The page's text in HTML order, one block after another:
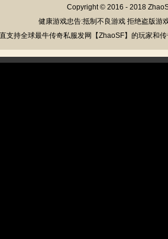
Copyright © 2016 - 2018
健康游戏忠告:抵制不良游戏 拒绝盗版游
支持全球最牛传奇私服发网【ZhaoSF】的玩家和